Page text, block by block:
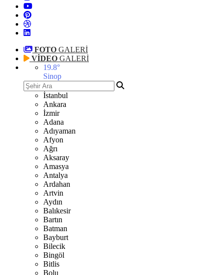
FOTO GALERİ
VİDEO GALERİ
19.8°
Sinop
İstanbul
Ankara
İzmir
Adana
Adıyaman
Afyon
Ağrı
Aksaray
Amasya
Antalya
Ardahan
Artvin
Aydın
Balıkesir
Bartın
Batman
Bayburt
Bilecik
Bingöl
Bitlis
Bolu